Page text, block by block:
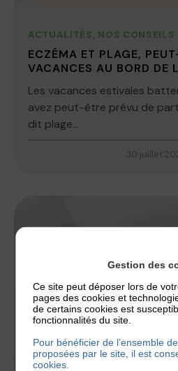
ACTUALITÉS, NOS CONSEILS
ECZÉMA ET PLAGE,
VACANCES AU BORD DE
Les vacances estivales
avez peut-être prévu de
dit plage...
30 juillet
Gestion des
Ce site peut déposer lors de
pages des cookies et
de certains cookies est
fonctionnalités du site.
Pour bénéficier de l’ensemble
proposées par le site, il est
cookies.